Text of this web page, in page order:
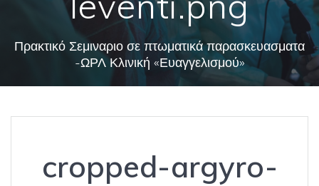
Πρακτικό Σεμιναριο σε πτωματικά παρασκευασματα
-ΩΡΛ Κλινική «Ευαγγελισμού»
cropped-argyro-